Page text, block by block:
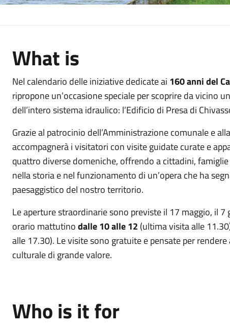
What is
Nel calendario delle iniziative dedicate ai 160 anni del
ripropone un’occasione speciale per scoprire da vicino
dell’intero sistema idraulico: l’Edificio di Presa di
Grazie al patrocinio dell’Amministrazione comunale e
accompagnerà i visitatori con visite guidate curate e
quattro diverse domeniche, offrendo a cittadini,
nella storia e nel funzionamento di un’opera che ha
paesaggistico del nostro territorio.
Le aperture straordinarie sono previste il 17 maggio, il
orario mattutinodalle 10 alle 12 (ultima visita alle
alle 17.30). Le visite sono gratuite e pensate per
culturale di grande valore.
Who is it for